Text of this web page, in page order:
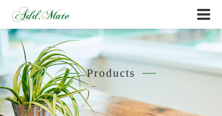
商品情報 - Add.Mate -アド・メイト オフィシ
Products